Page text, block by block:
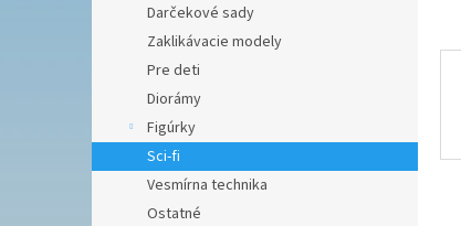
Darčekové sady
Zaklikávacie modely
Pre deti
Diorámy
Figúrky
Sci-fi
Vesmírna technika
Ostatné